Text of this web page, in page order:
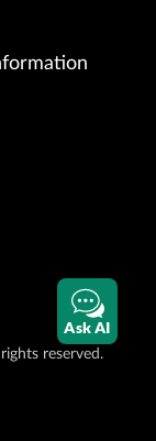
reserved.
Ask AI